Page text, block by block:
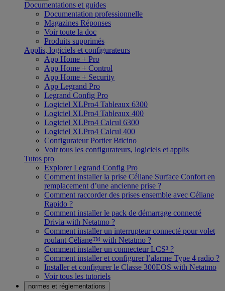
Documentations et guides
Documentation professionnelle
Magazines Réponses
Voir toute la doc
Produits supprimés
Applis, logiciels et configurateurs
App Home + Pro
App Home + Control
App Home + Security
App Legrand Pro
Legrand Config Pro
Logiciel XLPro4 Tableaux 6300
Logiciel XLPro4 Tableaux 400
Logiciel XLPro4 Calcul 6300
Logiciel XLPro4 Calcul 400
Configurateur Portier Bticino
Voir tous les configurateurs, logiciels et applis
Tutos pro
Explorer Legrand Config Pro
Comment installer la prise Céliane Surface Confort en
remplacement d’une ancienne prise ?
Comment raccorder des prises ensemble avec Céliane
Rapido ?
Comment installer le pack de démarrage connecté
Drivia with Netatmo ?
Comment installer un interrupteur connecté pour volet
roulant Céliane™ with Netatmo ?
Comment installer un connecteur LCS³ ?
Comment installer et configurer l’alarme Type 4 radio ?
Installer et configurer le Classe 300EOS with Netatmo
Voir tous les tutoriels
normes et réglementations